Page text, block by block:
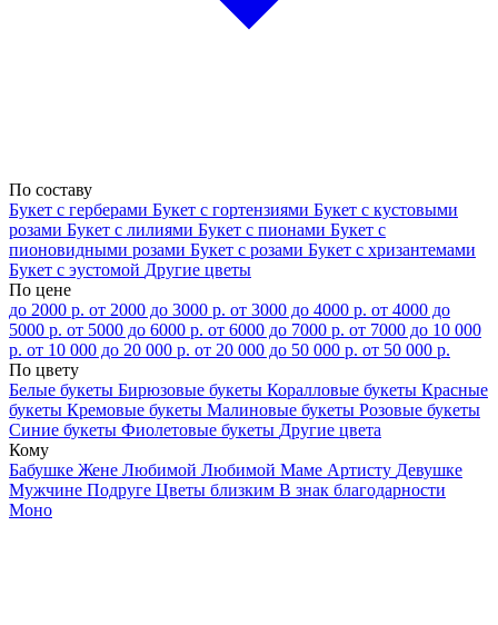
По составу
Букет с герберами Букет с гортензиями Букет с кустовыми
розами Букет с лилиями Букет с пионами Букет с
пионовидными розами Букет с розами Букет с хризантемами
Букет с эустомой Другие цветы
По цене
до 2000 р. от 2000 до 3000 р. от 3000 до 4000 р. от 4000 до
5000 р. от 5000 до 6000 р. от 6000 до 7000 р. от 7000 до 10 000
р. от 10 000 до 20 000 р. от 20 000 до 50 000 р. от 50 000 р.
По цвету
Белые букеты Бирюзовые букеты Коралловые букеты Красные
букеты Кремовые букеты Малиновые букеты Розовые букеты
Синие букеты Фиолетовые букеты Другие цвета
Кому
Бабушке Жене Любимой Любимой Маме Артисту Девушке
Мужчине Подруге Цветы близким В знак благодарности
Моно